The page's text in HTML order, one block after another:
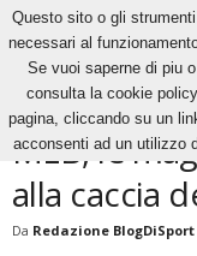
Altri Sport MLB,
ALTRI SPORT NEWS
MLB, le
alla caccia
Da Redazione BlogDiSport
Questo sito o gli
necessari al
Se vuoi saperne di piu
consulta la cookie
pagina, cliccando su un
acconsenti ad un utilizzo